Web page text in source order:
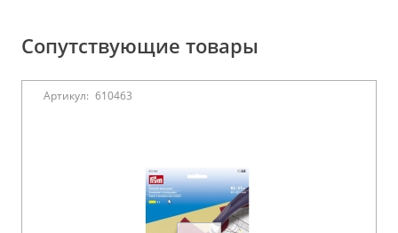
Сопутствующие товары
Артикул: 610463